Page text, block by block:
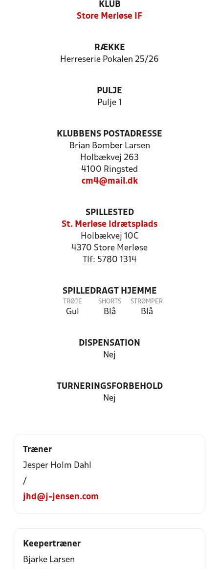
KLUB
Store Merløse IF
RÆKKE
Herreserie Pokalen 25/26
PULJE
Pulje 1
KLUBBENS POSTADRESSE
Brian Bomber Larsen
Holbækvej 263
4100 Ringsted
cm4@mail.dk
SPILLESTED
St. Merløse Idrætsplads
Holbækvej 10C
4370 Store Merløse
Tlf: 5780 1314
SPILLEDRAGT HJEMME
TRØJE
Gul
SHORTS
Blå
STRØMPER
Blå
DISPENSATION
Nej
TURNERINGSFORBEHOLD
Nej
Træner
Jesper Holm Dahl
/
jhd@j-jensen.com
Keepertræner
Bjarke Larsen